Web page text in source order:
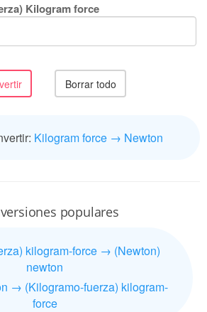
Kilogram force
Kilogram force → Newton
populares
kilogram-force → (Newton)
newton
→ (Kilogramo-fuerza) kilogram-
force